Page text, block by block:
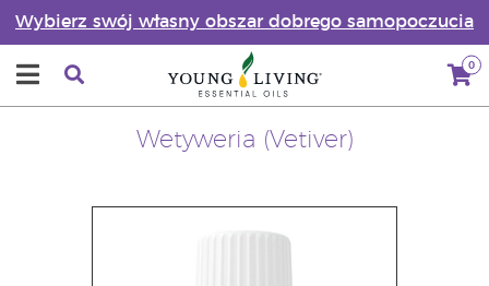
Wybierz swój własny obszar dobrego samopoczucia
0
Wetyweria (Vetiver)